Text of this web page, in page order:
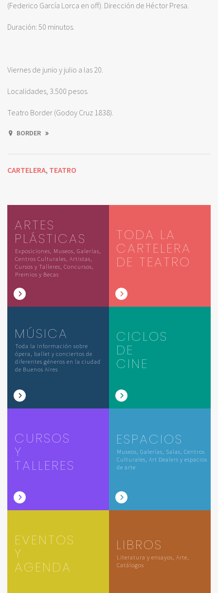
(Federico García Lorca en off). Dirección de Héctor Presa.
Duración: 50 minutos.
Viernes de junio y julio a las 20.
Localidades, 3.500 pesos.
Teatro Border (Godoy Cruz 1838).
BORDER
CARTELERA, TEATRO
ARTES
PLÁSTICAS
Exposiciones, Museos, Galerías,
Centros Culturales, Artistas,
Cursos y Talleres, Concursos,
Premios y Becas
TODA LA
CARTELERA
DE TEATRO
MÚSICA
Toda la información sobre
ópera, ballet y conciertos de
diferentes géneros en la ciudad
de Buenos Aires
CICLOS
DE
CINE
CURSOS
Y
TALLERES
ESPACIOS
Museos, Galerías, Salas, Centros
Culturales, Art Dealers y espacios
de arte
EVENTOS
Y
AGENDA
LIBROS
Literatura y ensayos, Arte,
Catálogos